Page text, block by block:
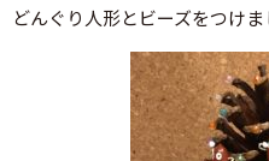
どんぐり人形とビーズをつけま